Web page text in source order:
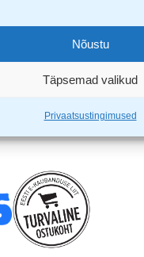
Nõustu
Täpsemad valikud
Privaatsustingimused